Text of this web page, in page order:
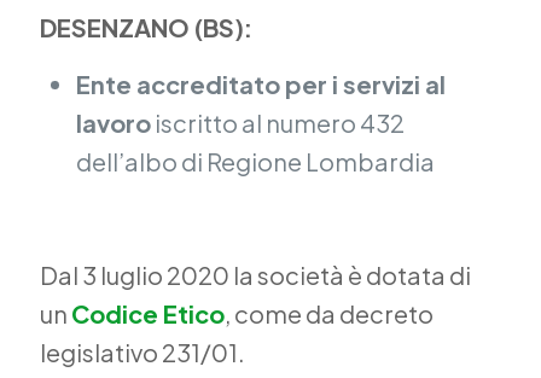
DESENZANO (BS):
Ente accreditato per i servizi al
lavoro iscritto al numero 432
dell’albo di Regione Lombardia
Dal 3 luglio 2020 la società è dotata di
un Codice Etico, come da decreto
legislativo 231/01.